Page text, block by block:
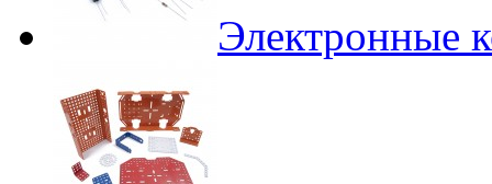
Электронные